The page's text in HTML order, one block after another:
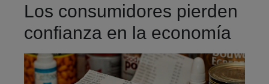
Los consumidores pierden
confianza en la economía